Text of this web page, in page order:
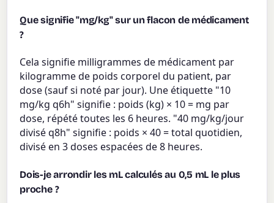
Que signifie "mg/kg" sur un flacon de médicament
?
Cela signifie milligrammes de médicament par
kilogramme de poids corporel du patient, par
dose (sauf si noté par jour). Une étiquette "10
mg/kg q6h" signifie : poids (kg) × 10 = mg par
dose, répété toutes les 6 heures. "40 mg/kg/jour
divisé q8h" signifie : poids × 40 = total quotidien,
divisé en 3 doses espacées de 8 heures.
Dois-je arrondir les mL calculés au 0,5 mL le plus
proche ?